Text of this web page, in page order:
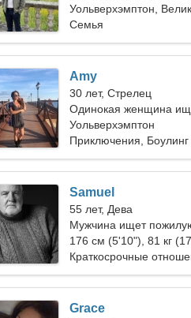
Уольверхэмптон,
Семья
Amy
30 лет, Стрелец
Одинокая женщина
Уольверхэмптон
Приключения, Боулинг
Samuel
55 лет, Дева
Мужчина ищет
176 см (5'10"), 81 кг
Краткосрочные
Grace